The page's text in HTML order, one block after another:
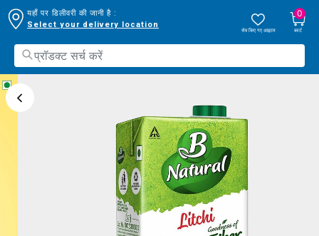
यहाँ पर डिलीवरी की जानी है :
Select your delivery location
सेव किए गए आइटम
0
कार्ट